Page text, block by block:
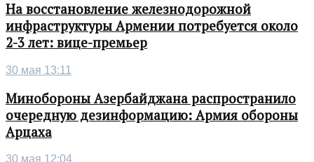
На восстановление железнодорожной
инфраструктуры Армении потребуется около
2-3 лет: вице-премьер
30 мая 13:11
Минобороны Азербайджана распространило
очередную дезинформацию: Армия обороны
Арцаха
30 мая 12:04